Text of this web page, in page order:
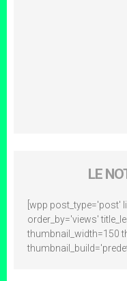
LE
[wpp post_type='post'
order_by='views'
thumbnail_width=150